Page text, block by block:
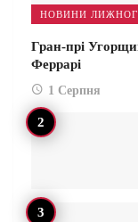
НОВИНИ
Гран-прі
Феррарі
1 Серпня